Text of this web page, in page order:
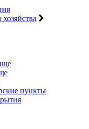
хозяйства
пункты